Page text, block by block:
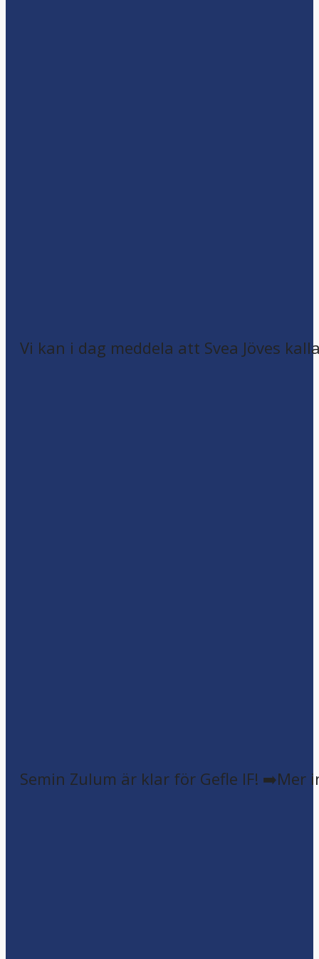
Vi kan i dag meddela att Svea Jöves
Semin Zulum är klar för Gefle IF! ➡️Mer